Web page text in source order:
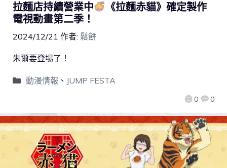
拉麵店持續營業中
《拉麵赤貓》確定製作
電視動畫第二季！
2024/12/21 作者: 鬆餅
0 0
朱爾要登場了！
動漫情報 、 JUMP FESTA